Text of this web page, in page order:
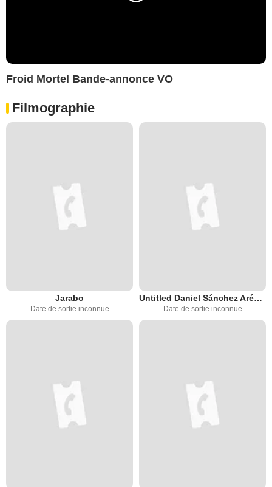
Froid Mortel Bande-annonce VO
Filmographie
Jarabo
Date de sortie inconnue
Untitled Daniel Sánchez Arévalo Netflix Movie
Date de sortie inconnue